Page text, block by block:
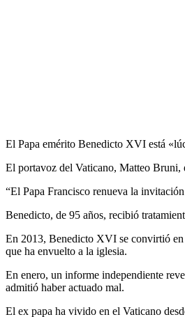
El Papa emérito Benedicto XVI está
El portavoz del Vaticano, Matteo Bruni,
“El Papa Francisco renueva la
Benedicto, de 95 años, recibió
En 2013, Benedicto XVI se convirtió en
que ha envuelto a la iglesia.
En enero, un informe independiente
admitió haber actuado mal.
El ex papa ha vivido en el Vaticano